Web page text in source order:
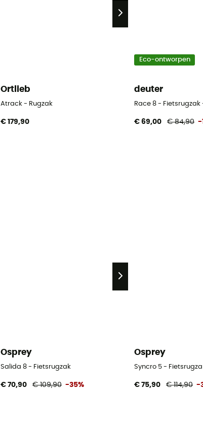
Ortlieb
Atrack - Rugzak
€ 179,90
Eco-ontworpen
deuter
Race 8 - Fietsrugzak
€ 69,00 € 84,90 -
Osprey
Salida 8 - Fietsrugzak
€ 70,90 € 109,90 -35%
Osprey
Syncro 5 -
€ 75,90 € 114,90 -